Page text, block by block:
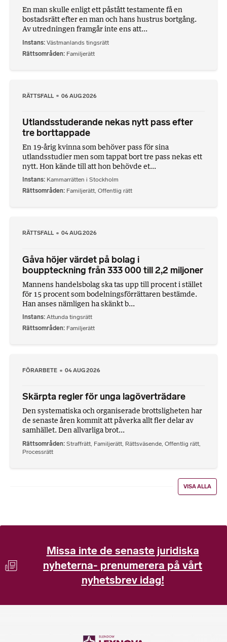
En man skulle enligt ett påstått testamente få en
bostadsrätt efter en man och hans hustrus bortgång.
Av utredningen framgår inte ens att...
Instans Västmanlands tingsrätt
Rättsområden Familjerätt
RÄTTSFALL 06 AUG 2026
Utlandsstuderande nekas nytt pass efter
tre borttappade
En 19-årig kvinna som behöver pass för sina
utlandsstudier men som tappat bort tre pass nekas ett
nytt. Hon kände till att hon behövde et...
Instans Kammarrätten i Stockholm
Rättsområden Familjerätt, Offentlig rätt
RÄTTSFALL 04 AUG 2026
Gåva höjer värdet på bolag i
bouppteckning från 333 000 till 2,2 miljoner
Mannens handelsbolag ska tas upp till procent i stället
för 15 procent som bodelningsförrättaren bestämde.
Han anses nämligen ha skänkt b...
Instans Attunda tingsrätt
Rättsområden Familjerätt
FÖRARBETE 04 AUG 2026
Skärpta regler för unga lagöverträdare
Den systematiska och organiserade brottsligheten har
de senaste åren kommit att påverka allt fler delar av
samhället. Den allvarliga brot...
Rättsområden Straffrätt, Familjerätt, Rättsväsende, Offentlig rätt,
Processrätt
VISA ALLA
Missa inte de senaste juridiska
nyheterna- prenumerera på vårt
nyhetsbrev idag!